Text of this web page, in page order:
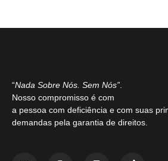
“Nada Sobre Nós. Sem Nós”
Nosso compromisso é com
a pessoa com deficiência e com suas
demandas pela garantia de direitos.